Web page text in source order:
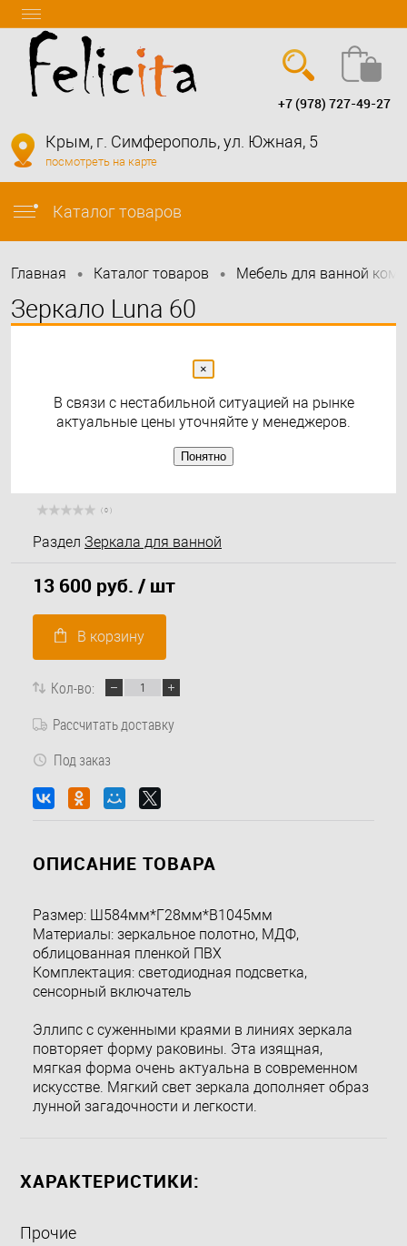
info@felicita-crimea.ru
+7 (978) 727-49-27
Крым, г. Симферополь, ул. Южная, 5
посмотреть на карте
Каталог товаров
Главная • Каталог товаров • Мебель для ванной
Зеркало Luna 60
( 0 )
Раздел Зеркала для ванной
13 600 руб. / шт
В корзину
Кол-во:
Рассчитать доставку
Под заказ
ОПИСАНИЕ ТОВАРА
Размер: Ш584мм*Г28мм*В1045мм
Материалы: зеркальное полотно, МДФ,
облицованная пленкой ПВХ
Комплектация: светодиодная подсветка,
сенсорный включатель
Эллипс с суженными краями в линиях зеркала
повторяет форму раковины. Эта изящная,
мягкая форма очень актуальна в современном
искусстве. Мягкий свет зеркала дополняет образ
лунной загадочности и легкости.
ХАРАКТЕРИСТИКИ:
Прочие
×
В связи с нестабильной ситуацией на рынке
актуальные цены уточняйте у менеджеров.
Понятно